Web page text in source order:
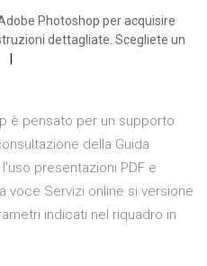
Photoshop per acquisire
dettagliate. Scegliete un
è pensato per un supporto
della Guida
presentazioni PDF e
voce Servizi online si versione
indicati nel riquadro in